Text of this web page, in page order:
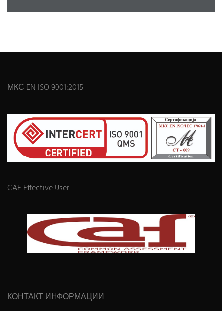
МКС EN ISO 9001:2015
CAF Effective User
КОНТАКТ ИНФОРМАЦИИ